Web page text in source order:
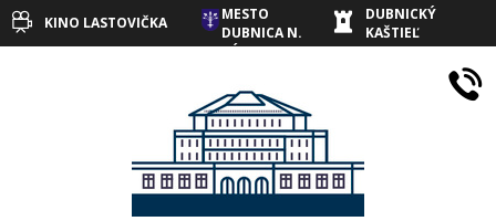
KINO LASTOVIČKA
MESTO
DUBNICA N.
VÁHOM
DUBNICKÝ
KAŠTIEĽ